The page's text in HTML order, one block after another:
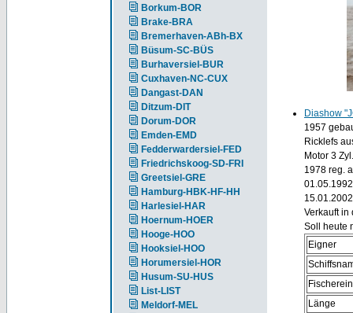
Borkum-BOR
Brake-BRA
Bremerhaven-ABh-BX
Büsum-SC-BÜS
Burhaversiel-BUR
Cuxhaven-NC-CUX
Dangast-DAN
Ditzum-DIT
Dorum-DOR
Emden-EMD
Fedderwardersiel-FED
Friedrichskoog-SD-FRI
Greetsiel-GRE
Hamburg-HBK-HF-HH
Harlesiel-HAR
Hoernum-HOER
Hooge-HOO
Hooksiel-HOO
Horumersiel-HOR
Husum-SU-HUS
List-LIST
Meldorf-MEL
Diashow
1957
Ricklefs
Motor 3
1978 reg.
Verkauft in
Soll heute
Eigner
Länge